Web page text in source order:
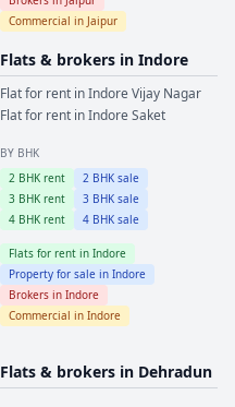
Commercial in Jaipur
Flats & brokers in Indore
Flat for rent inIndoreVijay Nagar
Flat for rent inIndoreSaket
BY BHK
2 BHK rent 2 BHK sale
3 BHK rent 3 BHK sale
4 BHK rent 4 BHK sale
Flats for rent in Indore
Property for sale in Indore
Brokers in Indore
Commercial in Indore
Flats & brokers in Dehradun